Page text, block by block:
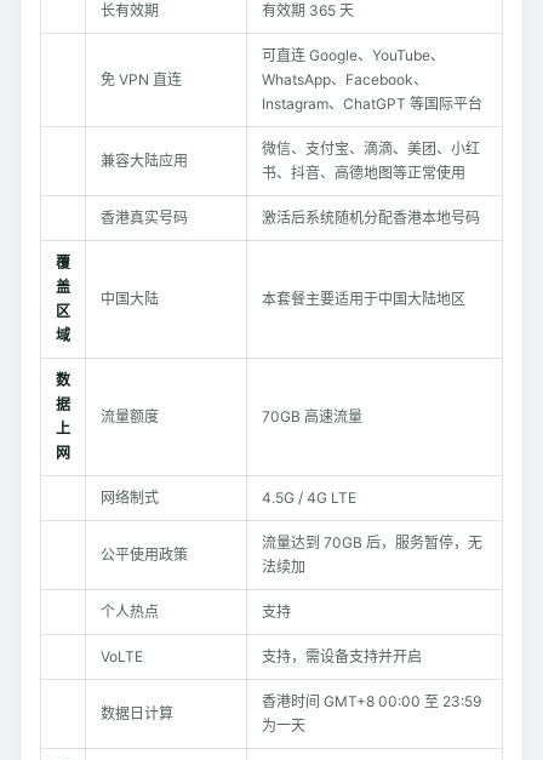
长有效期 有效期 365 天
免 VPN 直连
可直连 Google、YouTube、
WhatsApp、Facebook、
Instagram、ChatGPT 等国际平台
兼容大陆应用
微信、支付宝、滴滴、美团、小红
书、抖音、高德地图等正常使用
香港真实号码 激活后系统随机分配香港本地号码
覆
盖
区
域
中国大陆 本套餐主要适用于中国大陆地区
数
据
上
网
流量额度 70GB 高速流量
网络制式 4.5G / 4G LTE
公平使用政策
流量达到 70GB 后，服务暂停，无
法续加
个人热点 支持
VoLTE 支持，需设备支持并开启
数据日计算
香港时间 GMT+8 00:00 至 23:59
为一天